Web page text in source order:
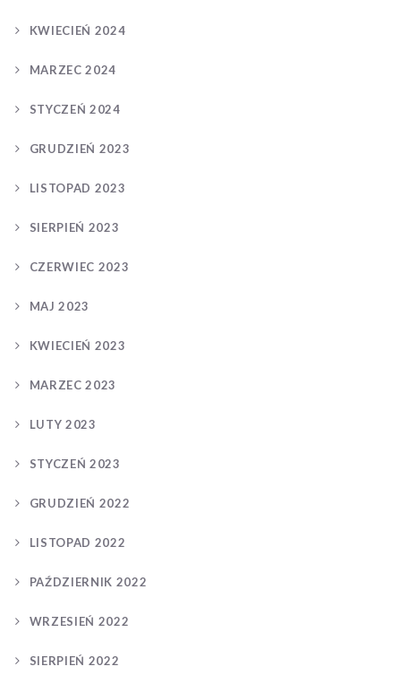
KWIECIEŃ 2024
MARZEC 2024
STYCZEŃ 2024
GRUDZIEŃ 2023
LISTOPAD 2023
SIERPIEŃ 2023
CZERWIEC 2023
MAJ 2023
KWIECIEŃ 2023
MARZEC 2023
LUTY 2023
STYCZEŃ 2023
GRUDZIEŃ 2022
LISTOPAD 2022
PAŹDZIERNIK 2022
WRZESIEŃ 2022
SIERPIEŃ 2022